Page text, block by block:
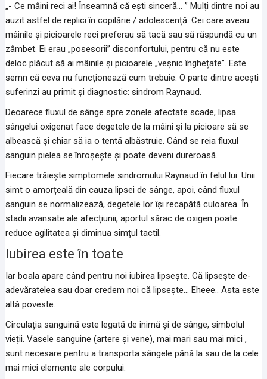
„- Ce mâini reci ai! Înseamnă că ești sinceră… ” Mulți dintre noi au
auzit astfel de replici în copilărie / adolescență. Cei care aveau
mâinile și picioarele reci preferau să tacă sau să răspundă cu un
zâmbet. Ei erau „posesorii” disconfortului, pentru că nu este
deloc plăcut să ai mâinile și picioarele „veșnic înghețate”. Este
semn că ceva nu funcționează cum trebuie. O parte dintre acești
suferinzi au primit și diagnostic: sindrom Raynaud.
Deoarece fluxul de sânge spre zonele afectate scade, lipsa
sângelui oxigenat face degetele de la mâini și la picioare să se
albească și chiar să ia o tentă albăstruie. Când se reia fluxul
sanguin pielea se înroșește și poate deveni dureroasă.
Fiecare trăiește simptomele sindromului Raynaud în felul lui. Unii
simt o amorțeală din cauza lipsei de sânge, apoi, când fluxul
sanguin se normalizează, degetele lor își recapătă culoarea. În
stadii avansate ale afecțiunii, aportul sărac de oxigen poate
reduce agilitatea și diminua simțul tactil.
Iubirea este în toate
Iar boala apare când pentru noi iubirea lipsește. Că lipsește de-
adevăratelea sau doar credem noi că lipsește… Eheee.. Asta este
altă poveste.
Circulația sanguină este legată de inimă și de sânge, simbolul
vieții. Vasele sanguine (artere și vene), mai mari sau mai mici ,
sunt necesare pentru a transporta sângele până la sau de la cele
mai mici elemente ale corpului.